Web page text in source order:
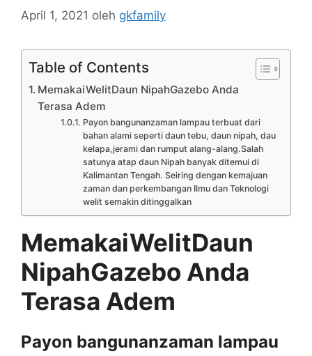
April 1, 2021 oleh gkfamily
Table of Contents
MemakaiWelitDaun NipahGazebo Anda
Terasa Adem
Payon bangunanzaman lampau terbuat dari
bahan alami seperti daun tebu, daun nipah, dau
kelapa,jerami dan rumput alang-alang.Salah
satunya atap daun Nipah banyak ditemui di
Kalimantan Tengah. Seiring dengan kemajuan
zaman dan perkembangan Ilmu dan Teknologi
welit semakin ditinggalkan
MemakaiWelitDaun
NipahGazebo Anda
Terasa Adem
Payon bangunanzaman lampau